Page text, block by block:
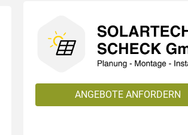
ANGEBOTE ANFORDERN